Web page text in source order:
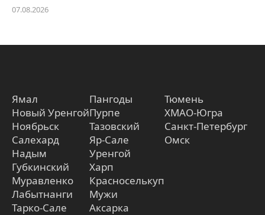
07.08.2026
Ямал
Новый Уренгой
Ноябрьск
Салехард
Надым
Губкинский
Муравленко
Лабытнанги
Тарко-Сале
Пангоды
Пурпе
Тазовский
Яр-Сале
Уренгой
Харп
Красноселькуп
Мужи
Аксарка
Тюмень
ХМАО-Югра
Санкт-Петербург
Омск